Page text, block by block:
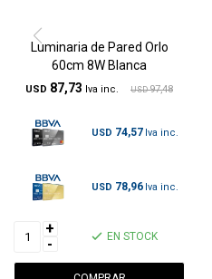
Luminaria de Pared Orlo
60cm 8W Blanca
USD 87,73 USD 97,48
USD 74,57
USD 78,96
+
-
EN STOCK